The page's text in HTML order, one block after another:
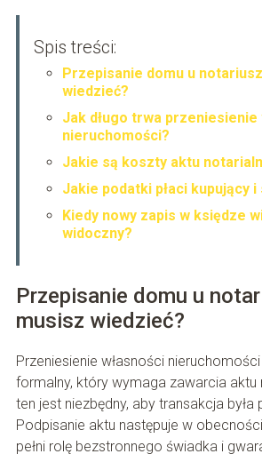
Spis treści:
Przepisanie domu u
wiedzieć?
Jak długo trwa przeniesienie
nieruchomości?
Jakie są koszty aktu
Jakie podatki płaci kupujący
Kiedy nowy zapis w księdze
widoczny?
Przepisanie domu u
musisz wiedzieć?
Przeniesienie własności
formalny, który wymaga zawarcia aktu
ten jest niezbędny, aby transakcja była
Podpisanie aktu następuje w
pełni rolę bezstronnego świadka i